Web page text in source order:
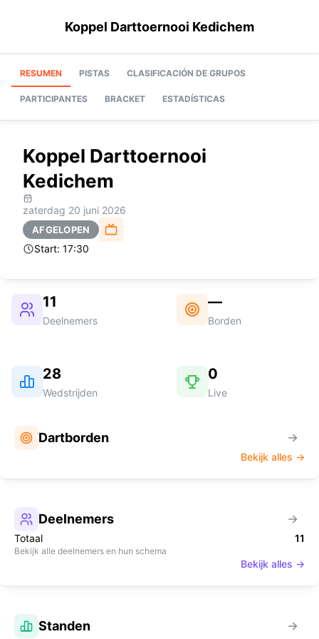
Koppel Darttoernooi Kedichem
RESUMEN PISTAS CLASIFICACIÓN DE GRUPOS
PARTICIPANTES BRACKET ESTADÍSTICAS
Koppel Darttoernooi
Kedichem
zaterdag 20 juni 2026
AFGELOPEN
Start: 17:30
11
Deelnemers
—
Borden
28
Wedstrijden
0
Live
Dartborden
Bekijk alles →
Deelnemers
Totaal 11
Bekijk alle deelnemers en hun schema
Bekijk alles →
Standen